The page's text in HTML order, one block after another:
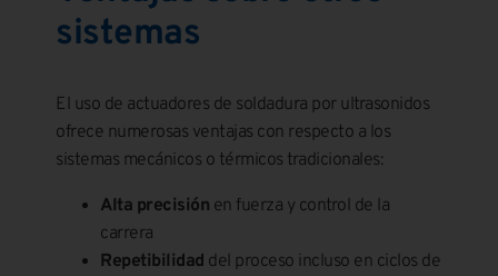
sistemas
El uso de actuadores de soldadura por ultrasonidos
ofrece numerosas ventajas con respecto a los
sistemas mecánicos o térmicos tradicionales:
Alta precisión en fuerza y control de la
carrera
Repetibilidad del proceso incluso en ciclos de